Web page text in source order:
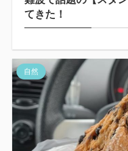
てきた！
自然